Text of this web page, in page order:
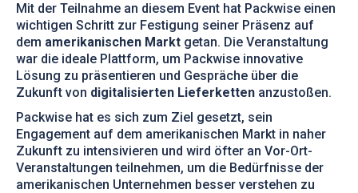
Mit der Teilnahme an diesem Event hat Packwise einen
wichtigen Schritt zur Festigung seiner Präsenz auf
dem amerikanischen Markt getan. Die Veranstaltung
war die ideale Plattform, um Packwise innovative
Lösung zu präsentieren und Gespräche über die
Zukunft von digitalisierten Lieferketten anzustoßen.
Packwise hat es sich zum Ziel gesetzt, sein
Engagement auf dem amerikanischen Markt in naher
Zukunft zu intensivieren und wird öfter an Vor-Ort-
Veranstaltungen teilnehmen, um die Bedürfnisse der
amerikanischen Unternehmen besser verstehen zu